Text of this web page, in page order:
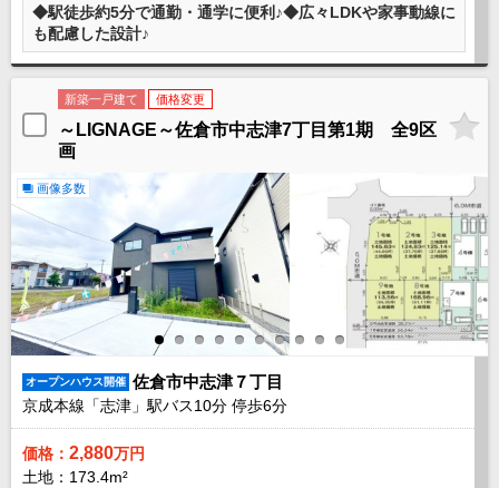
◆駅徒歩約5分で通勤・通学に便利♪◆広々LDKや家事動線に
も配慮した設計♪
新築一戸建て 価格変更
～LIGNAGE～佐倉市中志津7丁目第1期 全9区
画
画像多数
オープンハウス開催 佐倉市中志津７丁目
京成本線「志津」駅バス10分 停歩6分
価格： 2,880万円
土地：173.4m²